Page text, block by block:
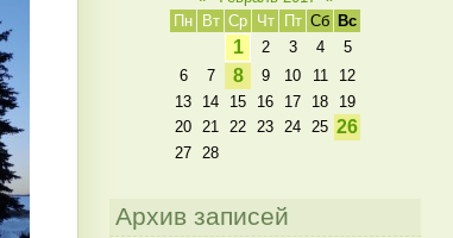
Пн
Вт Ср Чт Пт Сб Вс
1 2 3 4
5
6
7 8 9 10 11
12
13
14 15 16 17 18
19
20
21 22 23 24 25 26
27 28
Архив записей